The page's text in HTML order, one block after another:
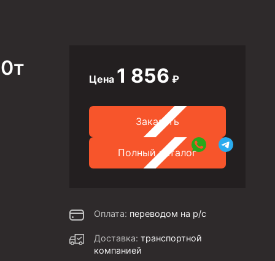
Цена 1 856 ₽
Заказать
Полный каталог
Оплата: переводом на р/с
Доставка: транспортной
компанией